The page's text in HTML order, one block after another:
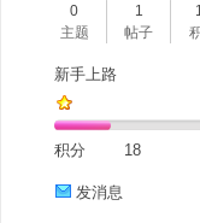
0
主题
1
帖子
新手上路
积分 18
发消息